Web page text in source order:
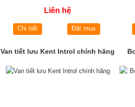
Liên hệ
Chi tiết Đặt mua
Van tiết lưu Kent Introl chính hãng